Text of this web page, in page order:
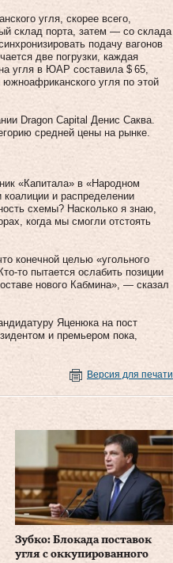
угля, скорее всего,
склад порта, затем — со склада
подачу вагонов
две погрузки, каждая
угля в ЮАР составила $ 65,
угля по этой
Dragon Capital Денис Саква.
средней цены на рынке.
«Капитала» в «Народном
коалиции и распределении
схемы? Насколько я знаю,
когда мы смогли отстоять
конечной целью «угольного
пытается ослабить позиции
нового Кабмина», — сказал
Яценюка на пост
и премьером пока,
Версия для печати
Зубко: Блокада поставок
угля с оккупированного